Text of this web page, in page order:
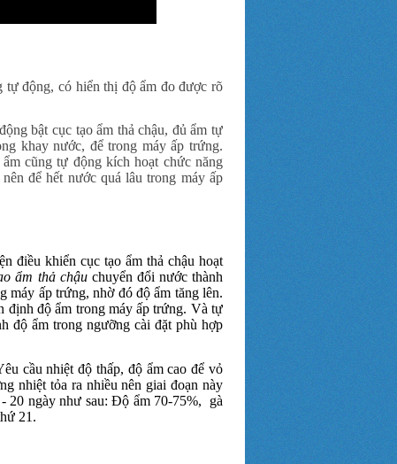
tự động, có hiển thị độ ẩm đo được rõ
bật cục tạo ẩm thả chậu, đủ ẩm tự
khay nước, để trong máy ấp trứng.
cũng tự động kích hoạt chức năng
để hết nước quá lâu trong máy ấp
điều khiển cục tạo ẩm thả chậu hoạt
ẩm thả chậuchuyển đổi nước thành
máy ấp trứng, nhờ đó độ ẩm tăng lên.
định độ ẩm trong máy ấp trứng. Và tự
độ ẩm trong ngưỡng cài đặt phù hợp
cầu nhiệt độ thấp, độ ẩm cao để vỏ
nhiệt tỏa ra nhiều nên giai đoạn này
20 ngày như sau: Độ ẩm 70-75%, gà
21.